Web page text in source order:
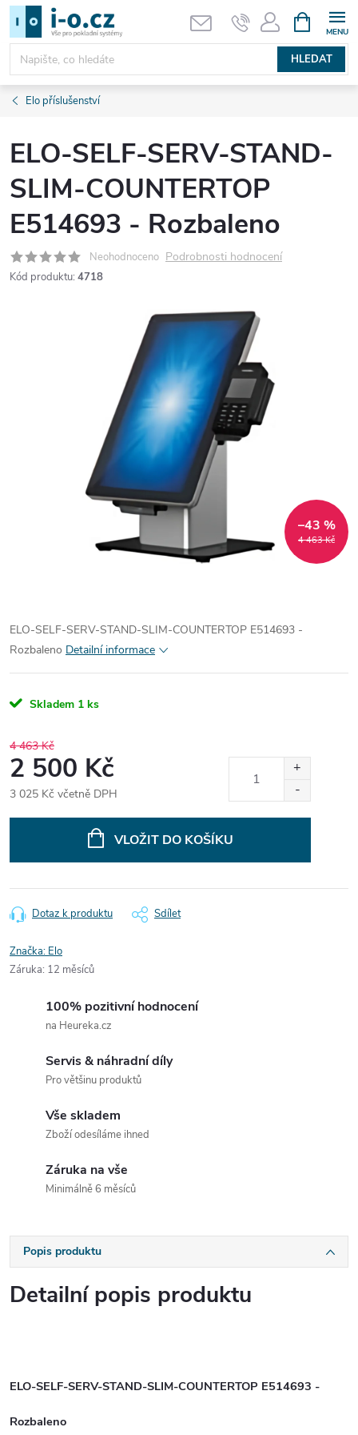
Přejít
obsah
HLEDAT
NÁKUPNÍ
KOŠÍK
Elo příslušenství
ELO-SELF-SERV-STAND-
SLIM-COUNTERTOP
E514693 - Rozbaleno
Neohodnoceno Podrobnosti hodnocení
Kód produktu: 4718
4 463 Kč
–43 %
ELO-SELF-SERV-STAND-SLIM-COUNTERTOP E514693 -
Rozbaleno Detailní informace
Skladem 1 ks
4 463 Kč
2 500 Kč
3 025 Kč včetně DPH
VLOŽIT DO KOŠÍKU
Dotaz k produktu Sdílet
Značka: Elo
Záruka: 12 měsíců
100% pozitivní hodnocení
na Heureka.cz
Servis & náhradní díly
Pro většinu produktů
Vše skladem
Zboží odesíláme ihned
Záruka na vše
Minimálně 6 měsíců
Popis produktu
Detailní popis produktu
ELO-SELF-SERV-STAND-SLIM-COUNTERTOP E514693 -
Rozbaleno